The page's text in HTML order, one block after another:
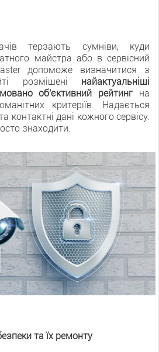
терзають сумніви, куди
майстра або в сервісний
допоможе визначитися з
розміщені найактуальніші
об'єктивний рейтинг на
критеріїв. Надається
контактні дані кожного сервісу.
знаходити.
та їх ремонту